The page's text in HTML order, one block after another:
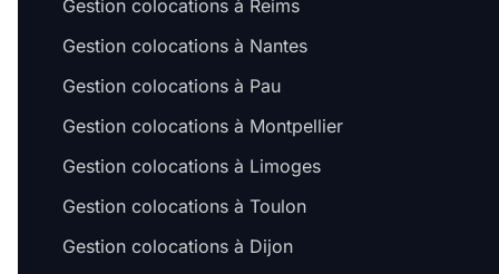
Gestion colocations à Reims
Gestion colocations à Nantes
Gestion colocations à Pau
Gestion colocations à Montpellier
Gestion colocations à Limoges
Gestion colocations à Toulon
Gestion colocations à Dijon